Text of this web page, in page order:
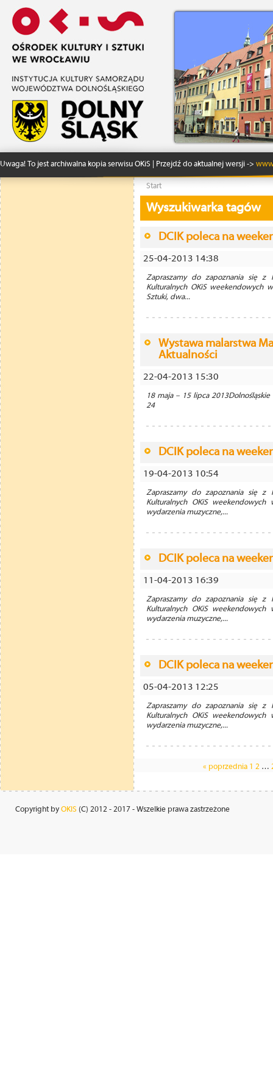
Uwaga! To jest archiwalna kopia serwisu OKiS | Przejdź do aktualnej wersji ->
Start
Wyszukiwarka tagów
DCIK poleca na
25-04-2013 14:38
Zapraszamy do zapoznania się z
Kulturalnych OKiS weekendowych
Sztuki, dwa...
Wystawa malarstwa
Aktualności
22-04-2013 15:30
18 maja – 15 lipca 2013Dolnośląskie
24
DCIK poleca na
19-04-2013 10:54
Zapraszamy do zapoznania się z
Kulturalnych OKiS
wydarzenia muzyczne,...
DCIK poleca na
11-04-2013 16:39
Zapraszamy do zapoznania się z
Kulturalnych OKiS
wydarzenia muzyczne,...
DCIK poleca na
05-04-2013 12:25
Zapraszamy do zapoznania się z
Kulturalnych OKiS
wydarzenia muzyczne,...
« poprzednia 1 2…
Copyright by OKIS (C) 2012 - 2017 - Wszelkie prawa zastrzeżone